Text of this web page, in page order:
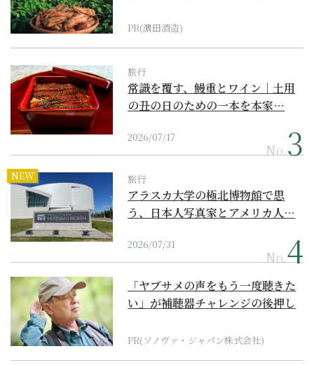
PR(濵田酒造)
旅行
常識を覆す、鰻重とワイン｜土用
の丑の日のための一本を本家…
2026/07/17
No.
NEW 旅行
アラスカ大学の極北博物館で思
う、日本人写真家とアメリカ人…
2026/07/31
No.
「ヤブサメの声をもう一度聴きた
い」が補聴器チャレンジの後押し
PR(ソノヴァ・ジャパン株式会社)